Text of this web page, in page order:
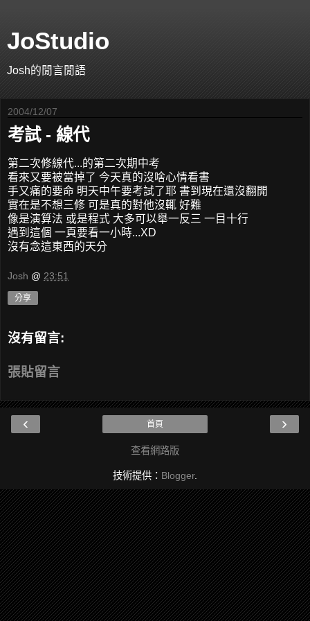
JoStudio
Josh的閒言閒語
2004/12/07
考試 - 線代
第二次修線代...的第二次期中考
看來又要被當掉了 今天真的沒啥心情看書
手又痛的要命 明天中午要考試了耶 書到現在還沒翻開
實在是不想三修 可是真的對他沒輒 好難
像是演算法 或是程式 大多可以舉一反三 一目十行
遇到這個 一頁要看一小時...XD
沒有念這東西的天分
Josh @ 23:51
分享
沒有留言:
張貼留言
‹ ›
首頁
查看網路版
技術提供： Blogger.